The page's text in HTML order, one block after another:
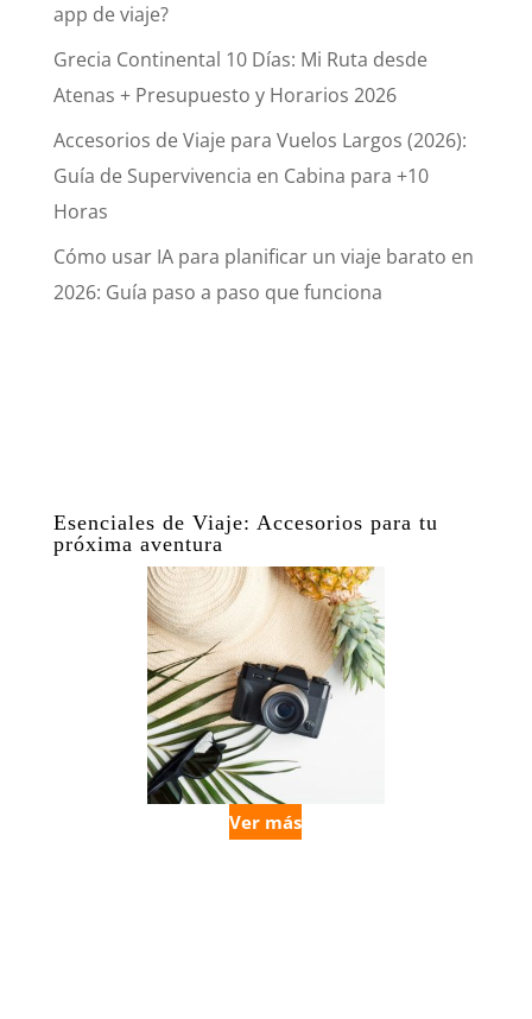
app de viaje?
Grecia Continental 10 Días: Mi Ruta desde
Atenas + Presupuesto y Horarios 2026
Accesorios de Viaje para Vuelos Largos (2026):
Guía de Supervivencia en Cabina para +10
Horas
Cómo usar IA para planificar un viaje barato en
2026: Guía paso a paso que funciona
Esenciales de Viaje: Accesorios para tu
próxima aventura
Ver más